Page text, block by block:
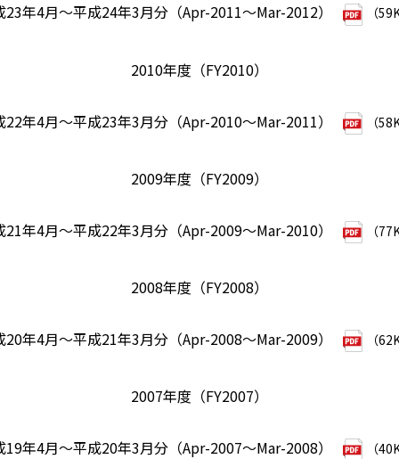
23年4月～平成24年3月分（Apr-2011～Mar-2012） （
2010年度（FY2010）
22年4月～平成23年3月分（Apr-2010～Mar-2011） （
2009年度（FY2009）
21年4月～平成22年3月分（Apr-2009～Mar-2010） （
2008年度（FY2008）
20年4月～平成21年3月分（Apr-2008～Mar-2009） （
2007年度（FY2007）
19年4月～平成20年3月分（Apr-2007～Mar-2008） （